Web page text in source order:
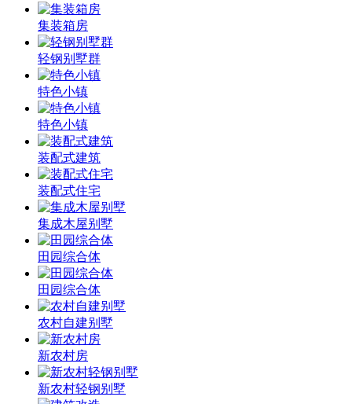
集装箱房
轻钢别墅群
特色小镇
特色小镇
装配式建筑
装配式住宅
集成木屋别墅
田园综合体
田园综合体
农村自建别墅
新农村房
新农村轻钢别墅